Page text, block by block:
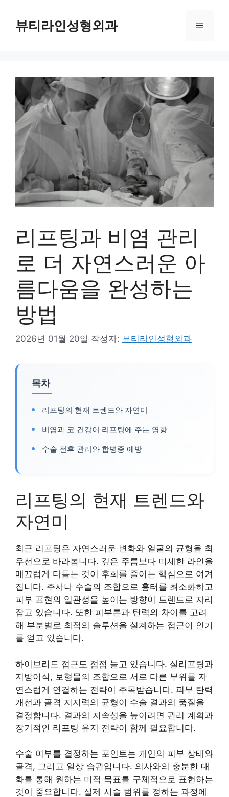
뷰티라인성형외과 메
리프팅과 비염 관리
로 더 자연스러운 아
름다움을 완성하는
방법
2026년 01월 20일 작성자: 뷰티라인성형외과
목차
리프팅의 현재 트렌드와 자연미
비염과 코 건강이 리프팅에 주는 영향
수술 전후 관리와 합병증 예방
리프팅의 현재 트렌드와
자연미
최근 리프팅은 자연스러운 변화와 얼굴의 균형을 최
우선으로 바라봅니다. 깊은 주름보다 미세한 라인을
매끄럽게 다듬는 것이 후회를 줄이는 핵심으로 여겨
집니다. 주사나 수술의 조합으로 흉터를 최소화하고
피부 표현의 일관성을 높이는 방향이 트렌드로 자리
잡고 있습니다. 또한 피부톤과 탄력의 차이를 고려
해 부분별로 최적의 솔루션을 설계하는 접근이 인기
를 얻고 있습니다.
하이브리드 접근도 점점 늘고 있습니다. 실리프팅과
지방이식, 보형물의 조합으로 서로 다른 부위를 자
연스럽게 연결하는 전략이 주목받습니다. 피부 탄력
개선과 골격 지지력의 균형이 수술 결과의 품질을
결정합니다. 결과의 지속성을 높이려면 관리 계획과
장기적인 리프팅 유지 전략이 함께 필요합니다.
수술 여부를 결정하는 포인트는 개인의 피부 상태와
골격, 그리고 일상 습관입니다. 의사와의 충분한 대
화를 통해 원하는 미적 목표를 구체적으로 표현하는
것이 중요합니다. 실제 시술 범위를 정하는 과정에